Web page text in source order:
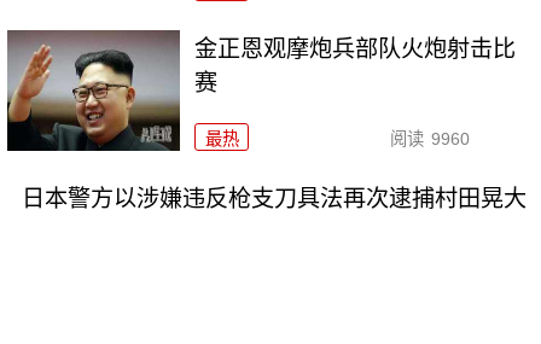
金正恩观摩炮兵部队火炮射击比
赛
最热 阅读 9960
日本警方以涉嫌违反枪支刀具法再次逮捕村田晃大